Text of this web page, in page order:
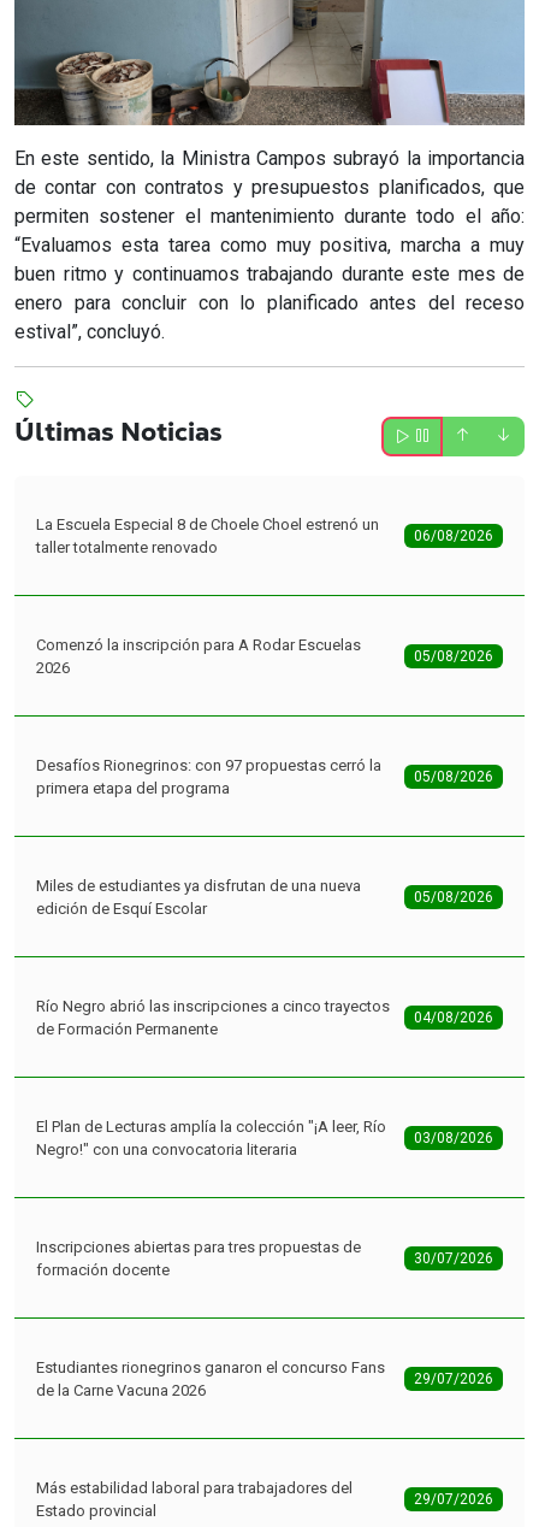
En este sentido, la Ministra Campos subrayó la importancia
de contar con contratos y presupuestos planificados, que
permiten sostener el mantenimiento durante todo el año:
“Evaluamos esta tarea como muy positiva, marcha a muy
buen ritmo y continuamos trabajando durante este mes de
enero para concluir con lo planificado antes del receso
estival”, concluyó.
Últimas Noticias
La Escuela Especial 8 de Choele Choel estrenó un
taller totalmente renovado
06/08/2026
Comenzó la inscripción para A Rodar Escuelas
2026
05/08/2026
Desafíos Rionegrinos: con 97 propuestas cerró la
primera etapa del programa
05/08/2026
Miles de estudiantes ya disfrutan de una nueva
edición de Esquí Escolar
05/08/2026
Río Negro abrió las inscripciones a cinco trayectos
de Formación Permanente
04/08/2026
El Plan de Lecturas amplía la colección "¡A leer, Río
Negro!" con una convocatoria literaria
03/08/2026
Inscripciones abiertas para tres propuestas de
formación docente
30/07/2026
Estudiantes rionegrinos ganaron el concurso Fans
de la Carne Vacuna 2026
29/07/2026
Más estabilidad laboral para trabajadores del
Estado provincial
29/07/2026